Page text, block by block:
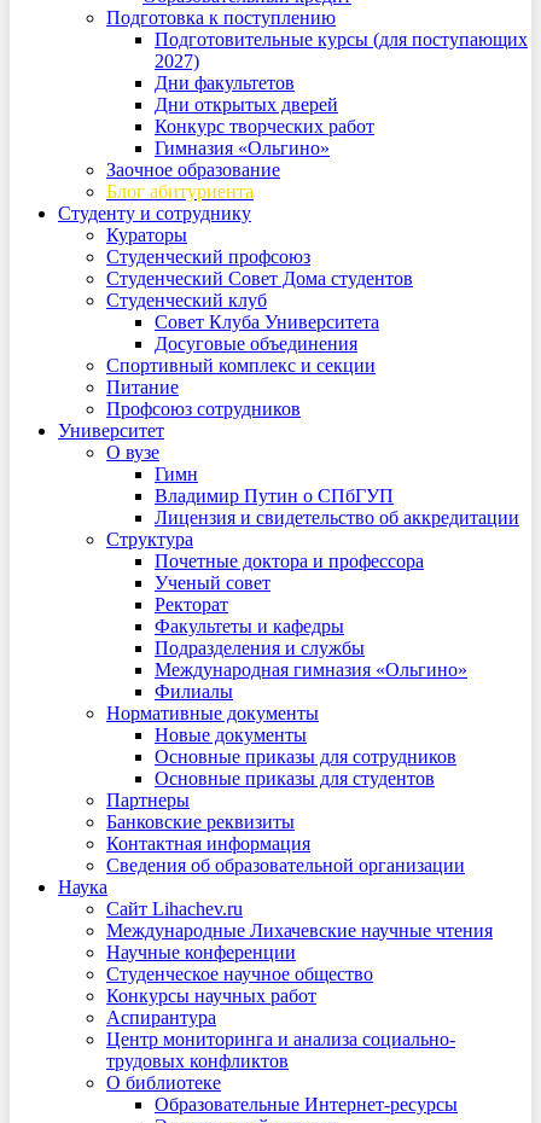
Подготовка к поступлению
Подготовительные курсы (для поступающих
2027)
Дни факультетов
Дни открытых дверей
Конкурс творческих работ
Гимназия «Ольгино»
Заочное образование
Блог абитуриента
Студенту и сотруднику
Кураторы
Студенческий профсоюз
Студенческий Совет Дома студентов
Студенческий клуб
Совет Клуба Университета
Досуговые объединения
Спортивный комплекс и секции
Питание
Профсоюз сотрудников
Университет
О вузе
Гимн
Владимир Путин о СПбГУП
Лицензия и свидетельство об аккредитации
Структура
Почетные доктора и профессора
Ученый совет
Ректорат
Факультеты и кафедры
Подразделения и службы
Международная гимназия «Ольгино»
Филиалы
Нормативные документы
Новые документы
Основные приказы для сотрудников
Основные приказы для студентов
Партнеры
Банковские реквизиты
Контактная информация
Сведения об образовательной организации
Наука
Сайт Lihachev.ru
Международные Лихачевские научные чтения
Научные конференции
Студенческое научное общество
Конкурсы научных работ
Аспирантура
Центр мониторинга и анализа социально-
трудовых конфликтов
О библиотеке
Образовательные Интернет-ресурсы